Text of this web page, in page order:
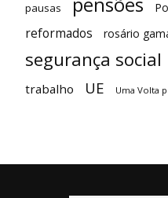
pausas
reformados rosário
segurança social
trabalho UE Uma Volta